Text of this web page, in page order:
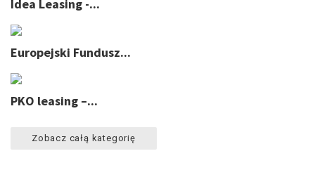
Idea Leasing -...
Europejski Fundusz...
PKO leasing –...
Zobacz całą kategorię